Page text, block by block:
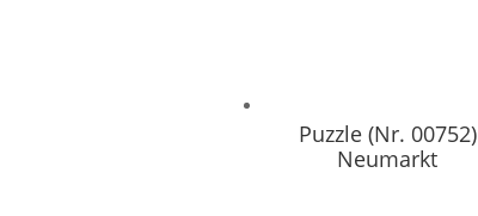
Puzzle (Nr. 00752)
Neumarkt